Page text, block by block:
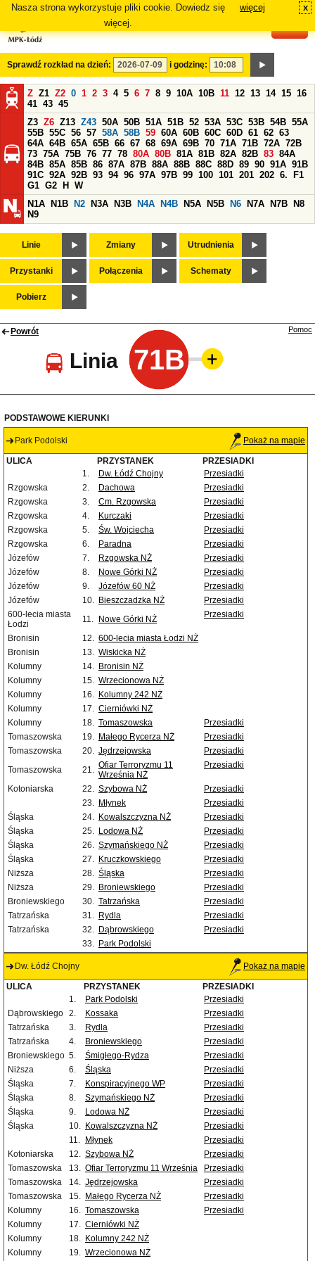
Nasza strona wykorzystuje pliki cookie. Dowiedz się
więcej.
więcej x
Sprawdź rozkład na dzień: i godzinę:
Z Z1 Z2 0 1 2 3 4 5 6 7 8 9 10A 10B 11 12 13 14 15 16
41 43 45
Z3 Z6 Z13 Z43 50A 50B 51A 51B 52 53A 53C 53B 54B 55A
55B 55C 56 57 58A 58B 59 60A 60B 60C 60D 61 62 63
64A 64B 65A 65B 66 67 68 69A 69B 70 71A 71B 72A 72B
73 75A 75B 76 77 78 80A 80B 81A 81B 82A 82B 83 84A
84B 85A 85B 86 87A 87B 88A 88B 88C 88D 89 90 91A 91B
91C 92A 92B 93 94 96 97A 97B 99 100 101 201 202 6.
F1
G1 G2 H
W
N1A
N1B N2 N3A N3B N4A N4B N5A N5B N6 N7A N7B
N8
N9
Linie Zmiany Utrudnienia
Przystanki Połączenia Schematy
Pobierz
Powrót
Linia 71B
Pomoc
PODSTAWOWE KIERUNKI
Park Podolski Pokaż na mapie
ULICA PRZYSTANEK
PRZESIADKI
1.
Dw. Łódź Chojny
Przesiadki
Rzgowska
2. Dachowa
Przesiadki
Rzgowska
3. Cm. Rzgowska
Przesiadki
Rzgowska
4. Kurczaki
Przesiadki
Rzgowska
5. Św. Wojciecha
Przesiadki
Rzgowska
6. Paradna
Przesiadki
Józefów
7. Rzgowska NŻ
Przesiadki
Józefów
8. Nowe Górki NŻ
Przesiadki
Józefów
9. Józefów 60 NŻ
Przesiadki
Józefów
10. Bieszczadzka NŻ
Przesiadki
600-lecia miasta
Łodzi
11. Nowe Górki NŻ Przesiadki
Bronisin 12. 600-lecia miasta Łodzi NŻ
Bronisin
13. Wiskicka NŻ
Kolumny
14. Bronisin NŻ
Kolumny
15. Wrzecionowa NŻ
Kolumny
16. Kolumny 242 NŻ
Kolumny
17. Cierniówki NŻ
Kolumny
18. Tomaszowska
Przesiadki
Tomaszowska
19. Małego Rycerza NŻ
Przesiadki
Tomaszowska
20. Jędrzejowska
Przesiadki
Tomaszowska
21. Ofiar Terroryzmu 11
Września NŻ
Przesiadki
Kotoniarska 22. Szybowa NŻ
Przesiadki
23. Młynek
Przesiadki
Śląska
24. Kowalszczyzna NŻ
Przesiadki
Śląska
25. Lodowa NŻ
Przesiadki
Śląska
26. Szymańskiego NŻ
Przesiadki
Śląska
27. Kruczkowskiego
Przesiadki
Niższa
28. Śląska
Przesiadki
Niższa
29. Broniewskiego
Przesiadki
Broniewskiego
30. Tatrzańska
Przesiadki
Tatrzańska
31. Rydla
Przesiadki
Tatrzańska
32. Dąbrowskiego
Przesiadki
33. Park Podolski
Dw. Łódź Chojny Pokaż na mapie
ULICA PRZYSTANEK
PRZESIADKI
1.
Park Podolski
Przesiadki
Dąbrowskiego 2. Kossaka
Przesiadki
Tatrzańska
3. Rydla
Przesiadki
Tatrzańska
4. Broniewskiego
Przesiadki
Broniewskiego 5. Śmigłego-Rydza
Przesiadki
Niższa
6. Śląska
Przesiadki
Śląska
7. Konspiracyjnego WP
Przesiadki
Śląska
8. Szymańskiego NŻ
Przesiadki
Śląska
9. Lodowa NŻ
Przesiadki
Śląska
10. Kowalszczyzna NŻ
Przesiadki
11.
Młynek
Przesiadki
Kotoniarska
12. Szybowa NŻ
Przesiadki
Tomaszowska
13. Ofiar Terroryzmu 11 Września
Przesiadki
Tomaszowska
14. Jędrzejowska
Przesiadki
Tomaszowska
15. Małego Rycerza NŻ
Przesiadki
Kolumny
16. Tomaszowska
Przesiadki
Kolumny
17. Cierniówki NŻ
Kolumny
18. Kolumny 242 NŻ
Kolumny
19. Wrzecionowa NŻ